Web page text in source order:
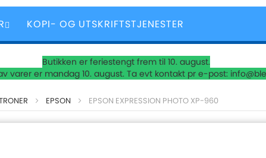
KOPI- OG UTSKRIFTSTJENESTER
Butikken er feriestengt frem til 10. august.
varer er mandag 10. august. Ta evt kontakt pr e-post:
EPSON EPSON EXPRESSION PHOTO XP-960